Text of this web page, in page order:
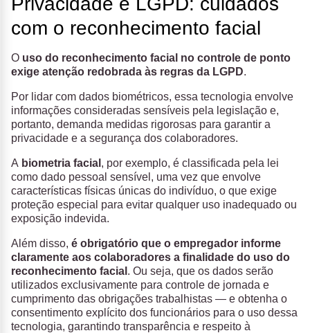
com o reconhecimento facial
O uso do reconhecimento facial no controle de ponto
exige atenção redobrada às regras da LGPD.
Por lidar com dados biométricos, essa tecnologia envolve
informações consideradas sensíveis pela legislação e,
portanto, demanda medidas rigorosas para garantir a
privacidade e a segurança dos colaboradores.
A biometria facial , por exemplo, é classificada pela lei
como dado pessoal sensível, uma vez que envolve
características físicas únicas do indivíduo, o que exige
proteção especial para evitar qualquer uso inadequado ou
exposição indevida.
Além disso, é obrigatório que o empregador informe
claramente aos colaboradores a finalidade do uso do
reconhecimento facial . Ou seja, que os dados serão
utilizados exclusivamente para controle de jornada e
cumprimento das obrigações trabalhistas — e obtenha o
consentimento explícito dos funcionários para o uso dessa
tecnologia, garantindo transparência e respeito à